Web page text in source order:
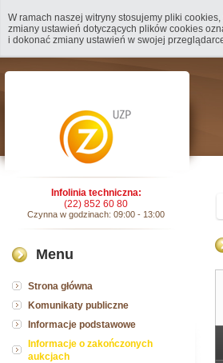
W ramach naszej witryny stosujemy pliki
zmiany ustawień dotyczących plików cookies
i dokonać zmiany ustawień w swojej
Infolinia techniczna:
(22) 852 60 80
Czynna w godzinach: 09:00 - 13:00
Menu
Strona główna
Komunikaty publiczne
Informacje podstawowe
Informacje o zakończonych
aukcjach